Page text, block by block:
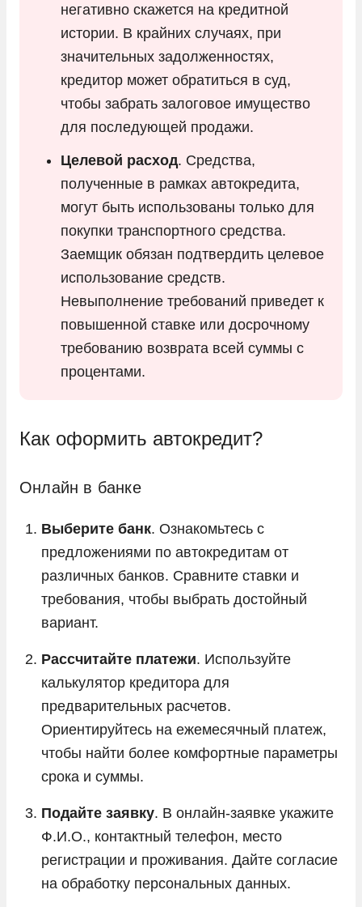
негативно скажется на кредитной
истории. В крайних случаях, при
значительных задолженностях,
кредитор может обратиться в суд,
чтобы забрать залоговое имущество
для последующей продажи.
Целевой расход. Средства,
полученные в рамках автокредита,
могут быть использованы только для
покупки транспортного средства.
Заемщик обязан подтвердить целевое
использование средств.
Невыполнение требований приведет к
повышенной ставке или досрочному
требованию возврата всей суммы с
процентами.
Как оформить автокредит?
Онлайн в банке
Выберите банк. Ознакомьтесь с
предложениями по автокредитам от
различных банков. Сравните ставки и
требования, чтобы выбрать достойный
вариант.
Рассчитайте платежи. Используйте
калькулятор кредитора для
предварительных расчетов.
Ориентируйтесь на ежемесячный платеж,
чтобы найти более комфортные параметры
срока и суммы.
Подайте заявку. В онлайн-заявке укажите
Ф.И.О., контактный телефон, место
регистрации и проживания. Дайте согласие
на обработку персональных данных.